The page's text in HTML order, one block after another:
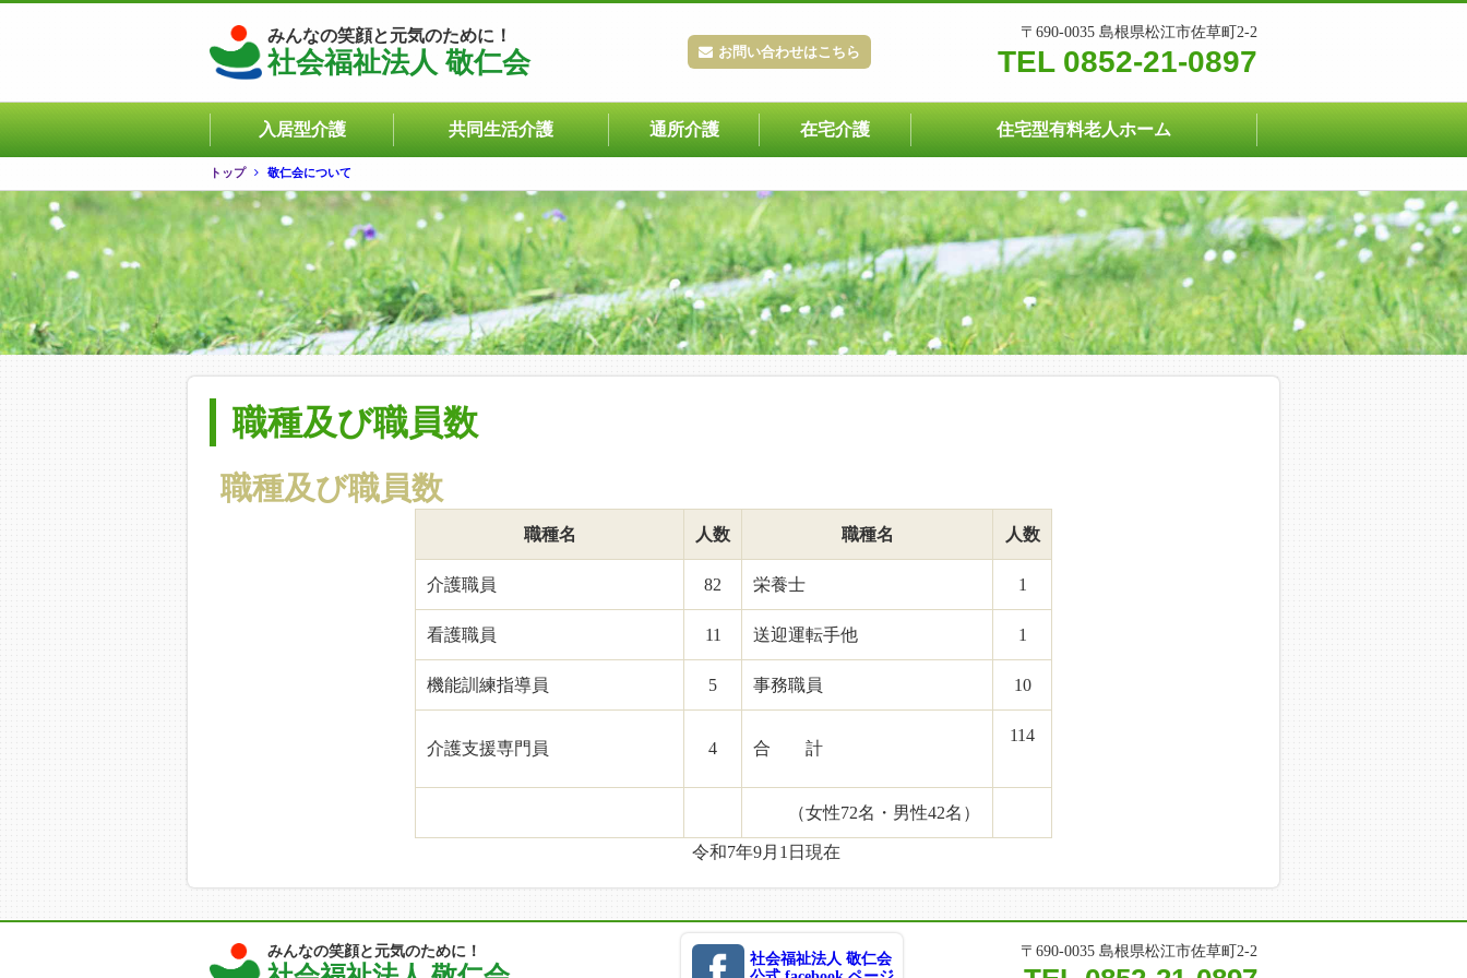
みんなの笑顔と元気のために！
社会福祉法人 敬仁会 お問い合わせはこちら
〒690-0035 島根県松江市佐草町2-2
TEL 0852-21-0897
入居型介護 共同生活介護 通所介護 在宅介護 住宅型有料老人ホーム
トップ 敬仁会について
職種及び職員数
職種及び職員数
職種名 人数 職種名 人数
介護職員 82 栄養士 1
看護職員 11 送迎運転手他 1
機能訓練指導員 5 事務職員 10
介護支援専門員 4 合 計
114
（女性72名・男性42名）
令和7年9月1日現在
みんなの笑顔と元気のために！
社会福祉法人 敬仁会
〒690-0035 島根県松江市佐草町2-2